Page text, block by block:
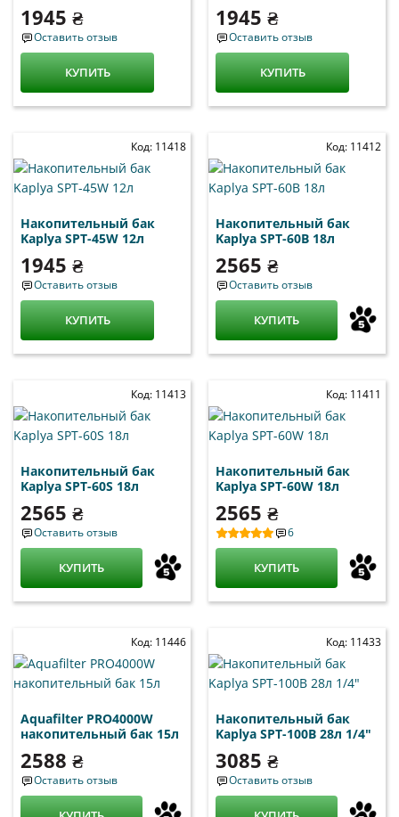
1945 ₴
Оставить отзыв
КУПИТЬ
1945 ₴
Оставить отзыв
КУПИТЬ
Код: 11418
Накопительный бак
Kaplya SPT-45W 12л
1945 ₴
Оставить отзыв
КУПИТЬ
Код: 11412
Накопительный бак
Kaplya SPT-60B 18л
2565 ₴
Оставить отзыв
КУПИТЬ
Код: 11413
Накопительный бак
Kaplya SPT-60S 18л
2565 ₴
Оставить отзыв
КУПИТЬ
Код: 11411
Накопительный бак
Kaplya SPT-60W 18л
2565 ₴
6
КУПИТЬ
Код: 11446
Aquafilter PRO4000W
накопительный бак 15л
2588 ₴
Оставить отзыв
Код: 11433
Накопительный бак
Kaplya SPT-100B 28л 1/4"
3085 ₴
Оставить отзыв